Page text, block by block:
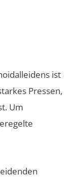
ist
Pressen,
Um